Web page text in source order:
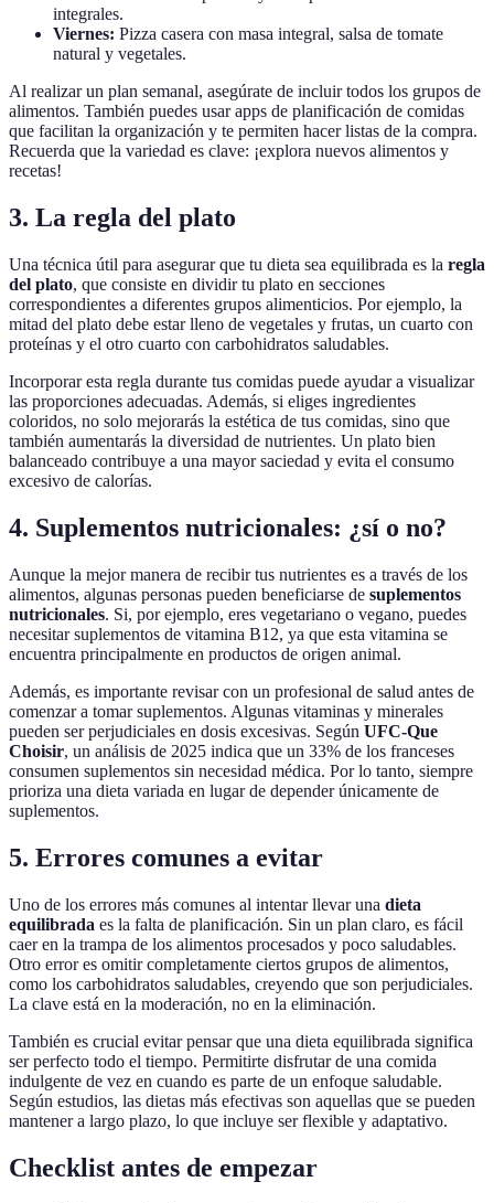
integrales.
Viernes: Pizza casera con masa integral, salsa de tomate
natural y vegetales.
Al realizar un plan semanal, asegúrate de incluir todos los grupos de
alimentos. También puedes usar apps de planificación de comidas
que facilitan la organización y te permiten hacer listas de la compra.
Recuerda que la variedad es clave: ¡explora nuevos alimentos y
recetas!
3. La regla del plato
Una técnica útil para asegurar que tu dieta sea equilibrada es la regla
del plato, que consiste en dividir tu plato en secciones
correspondientes a diferentes grupos alimenticios. Por ejemplo, la
mitad del plato debe estar lleno de vegetales y frutas, un cuarto con
proteínas y el otro cuarto con carbohidratos saludables.
Incorporar esta regla durante tus comidas puede ayudar a visualizar
las proporciones adecuadas. Además, si eliges ingredientes
coloridos, no solo mejorarás la estética de tus comidas, sino que
también aumentarás la diversidad de nutrientes. Un plato bien
balanceado contribuye a una mayor saciedad y evita el consumo
excesivo de calorías.
4. Suplementos nutricionales: ¿sí o no?
Aunque la mejor manera de recibir tus nutrientes es a través de los
alimentos, algunas personas pueden beneficiarse de suplementos
nutricionales. Si, por ejemplo, eres vegetariano o vegano, puedes
necesitar suplementos de vitamina B12, ya que esta vitamina se
encuentra principalmente en productos de origen animal.
Además, es importante revisar con un profesional de salud antes de
comenzar a tomar suplementos. Algunas vitaminas y minerales
pueden ser perjudiciales en dosis excesivas. Según UFC-Que
Choisir, un análisis de 2025 indica que un 33% de los franceses
consumen suplementos sin necesidad médica. Por lo tanto, siempre
prioriza una dieta variada en lugar de depender únicamente de
suplementos.
5. Errores comunes a evitar
Uno de los errores más comunes al intentar llevar una dieta
equilibrada es la falta de planificación. Sin un plan claro, es fácil
caer en la trampa de los alimentos procesados y poco saludables.
Otro error es omitir completamente ciertos grupos de alimentos,
como los carbohidratos saludables, creyendo que son perjudiciales.
La clave está en la moderación, no en la eliminación.
También es crucial evitar pensar que una dieta equilibrada significa
ser perfecto todo el tiempo. Permitirte disfrutar de una comida
indulgente de vez en cuando es parte de un enfoque saludable.
Según estudios, las dietas más efectivas son aquellas que se pueden
mantener a largo plazo, lo que incluye ser flexible y adaptativo.
Checklist antes de empezar